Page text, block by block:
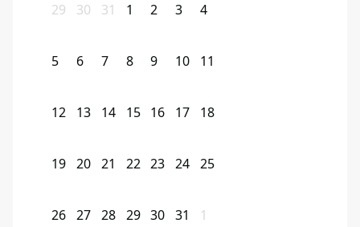
29 30 31 1 2 3 4
5 6 7 8 9 10 11
12 13 14 15 16 17 18
19 20 21 22 23 24 25
26 27 28 29 30 31 1